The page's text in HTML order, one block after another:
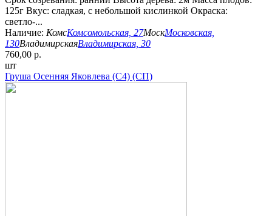
125г Вкус: сладкая, с небольшой кислинкой Окраска:
светло-...
Наличие: КомсКомсомольская, 27МоскМосковская,
130ВладимирскаяВладимирская, 30
760,00 р.
шт
Груша Осенняя Яковлева (С4) (СП)